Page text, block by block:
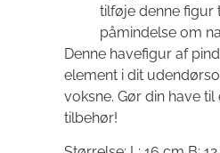
tilføje denne figur
påmindelse om
Denne havefigur af
element i dit
voksne. Gør din have
tilbehør!